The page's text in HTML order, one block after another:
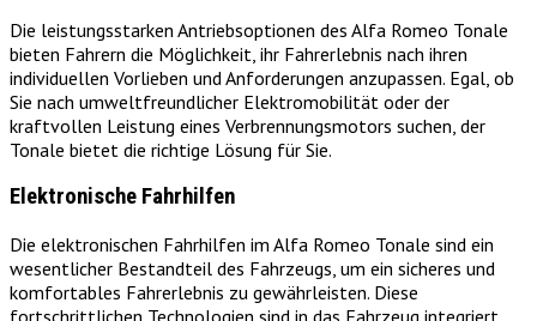
Die leistungsstarken Antriebsoptionen des Alfa Romeo Tonale
bieten Fahrern die Möglichkeit, ihr Fahrerlebnis nach ihren
individuellen Vorlieben und Anforderungen anzupassen. Egal, ob
Sie nach umweltfreundlicher Elektromobilität oder der
kraftvollen Leistung eines Verbrennungsmotors suchen, der
Tonale bietet die richtige Lösung für Sie.
Elektronische Fahrhilfen
Die elektronischen Fahrhilfen im Alfa Romeo Tonale sind ein
wesentlicher Bestandteil des Fahrzeugs, um ein sicheres und
komfortables Fahrerlebnis zu gewährleisten. Diese
fortschrittlichen Technologien sind in das Fahrzeug integriert